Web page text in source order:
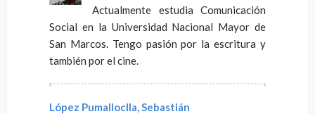
Actualmente estudia Comunicación
Social en la Universidad Nacional Mayor de
San Marcos. Tengo pasión por la escritura y
también por el cine.
López Pumalloclla, Sebastián